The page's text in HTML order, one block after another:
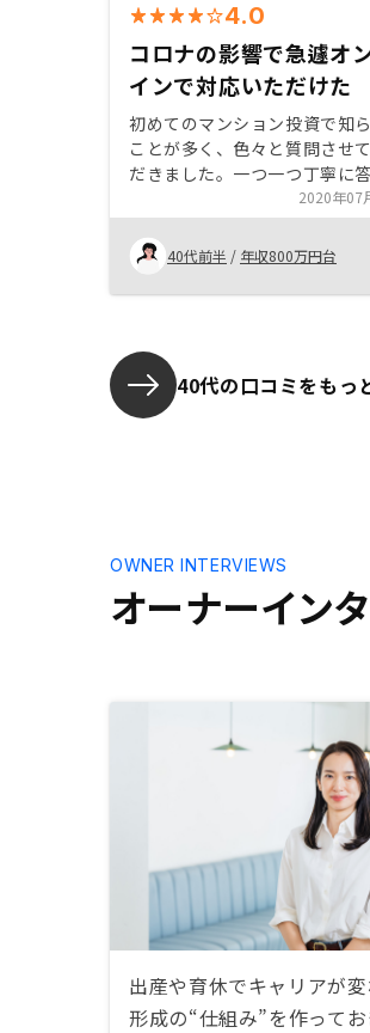
4.0
コロナの影響で急遽オ
インで対応いただけた
初めてのマンション投資で知
ことが多く、色々と質問させ
だきました。一つ一つ丁寧に
いただいてありがたかったで
ぐに購入する予定はなかった
が、良い条件の物件を紹介いた
たことが決め手となりました。
コロナの影響で、急遽オンラ
ないところもあったと思います
後は体制も整って、手順など
説明も充実してくることと思
す。
2020年07
40代前半 / 年収800万円台
40代の口コミをもっ
オーナーイン
OWNER INTERVIEWS
出産や育休でキャリアが
形成の“仕組み”を作ってお